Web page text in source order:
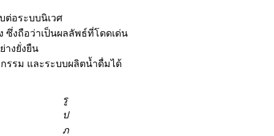
ต่อระบบนิเวศ
ซึ่งถือว่าเป็นผลลัพธ์ที่โดดเด่น
างยั่งยืน
รรม และระบบผลิตน้ำดื่มได้
รู
ป
ภ